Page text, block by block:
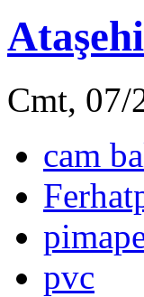
Cmt, 07/
cam
pvc